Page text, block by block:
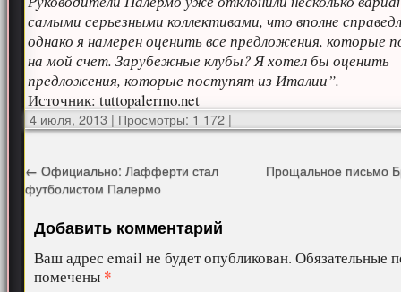
самыми серьезными коллективами, что вполне
однако я намерен оценить все предложения, которые
на мой счет. Зарубежные клубы? Я хотел бы оценить
предложения, которые поступят из Италии”.
Источник: tuttopalermo.net
4 июля, 2013 | Просмотры: 1 172 |
← Официально: Лафферти стал
футболистом Палермо
Прощальное письмо
Добавить комментарий
Ваш адрес email не будет опубликован. Обязательные
помечены *